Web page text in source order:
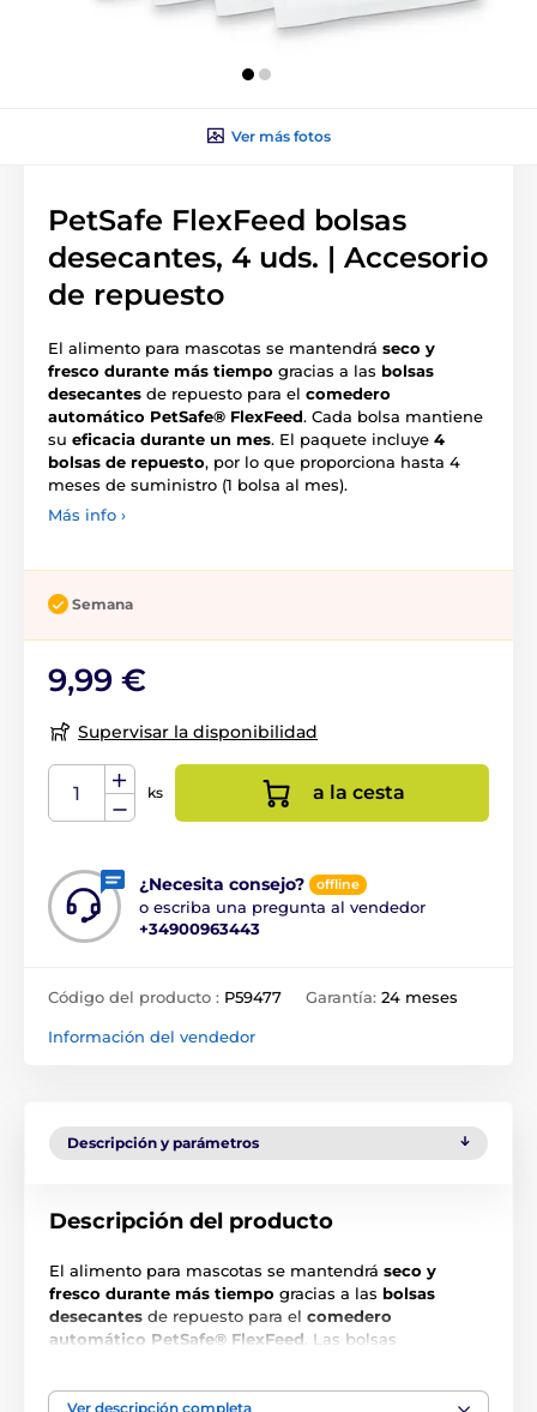
Ver más fotos
PetSafe FlexFeed bolsas
desecantes, 4 uds. | Accesorio
de repuesto
El alimento para mascotas se mantendrá seco y
fresco durante más tiempo gracias a las bolsas
desecantes de repuesto para el comedero
automático PetSafe® FlexFeed. Cada bolsa mantiene
su eficacia durante un mes. El paquete incluye 4
bolsas de repuesto, por lo que proporciona hasta 4
meses de suministro (1 bolsa al mes).
Más info ›
Semana
9,99 €
Supervisar la disponibilidad
ks a la cesta
¿Necesita consejo? offline
o escriba una pregunta al vendedor
+34900963443
Código del producto : P59477 Garantía: 24 meses
Información del vendedor
Descripción y parámetros
Descripción del producto
El alimento para mascotas se mantendrá seco y
fresco durante más tiempo gracias a las bolsas
desecantes de repuesto para el comedero
automático PetSafe® FlexFeed . Las bolsas
alimentofresco durante más tiempo para tu
Ver descripción completa